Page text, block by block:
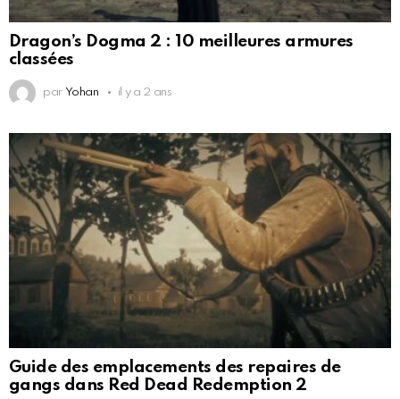
Dragon’s Dogma 2 : 10 meilleures armures
classées
par Yohan il y a 2 ans
Guide des emplacements des repaires de
gangs dans Red Dead Redemption 2